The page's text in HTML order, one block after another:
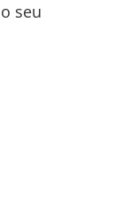
seu